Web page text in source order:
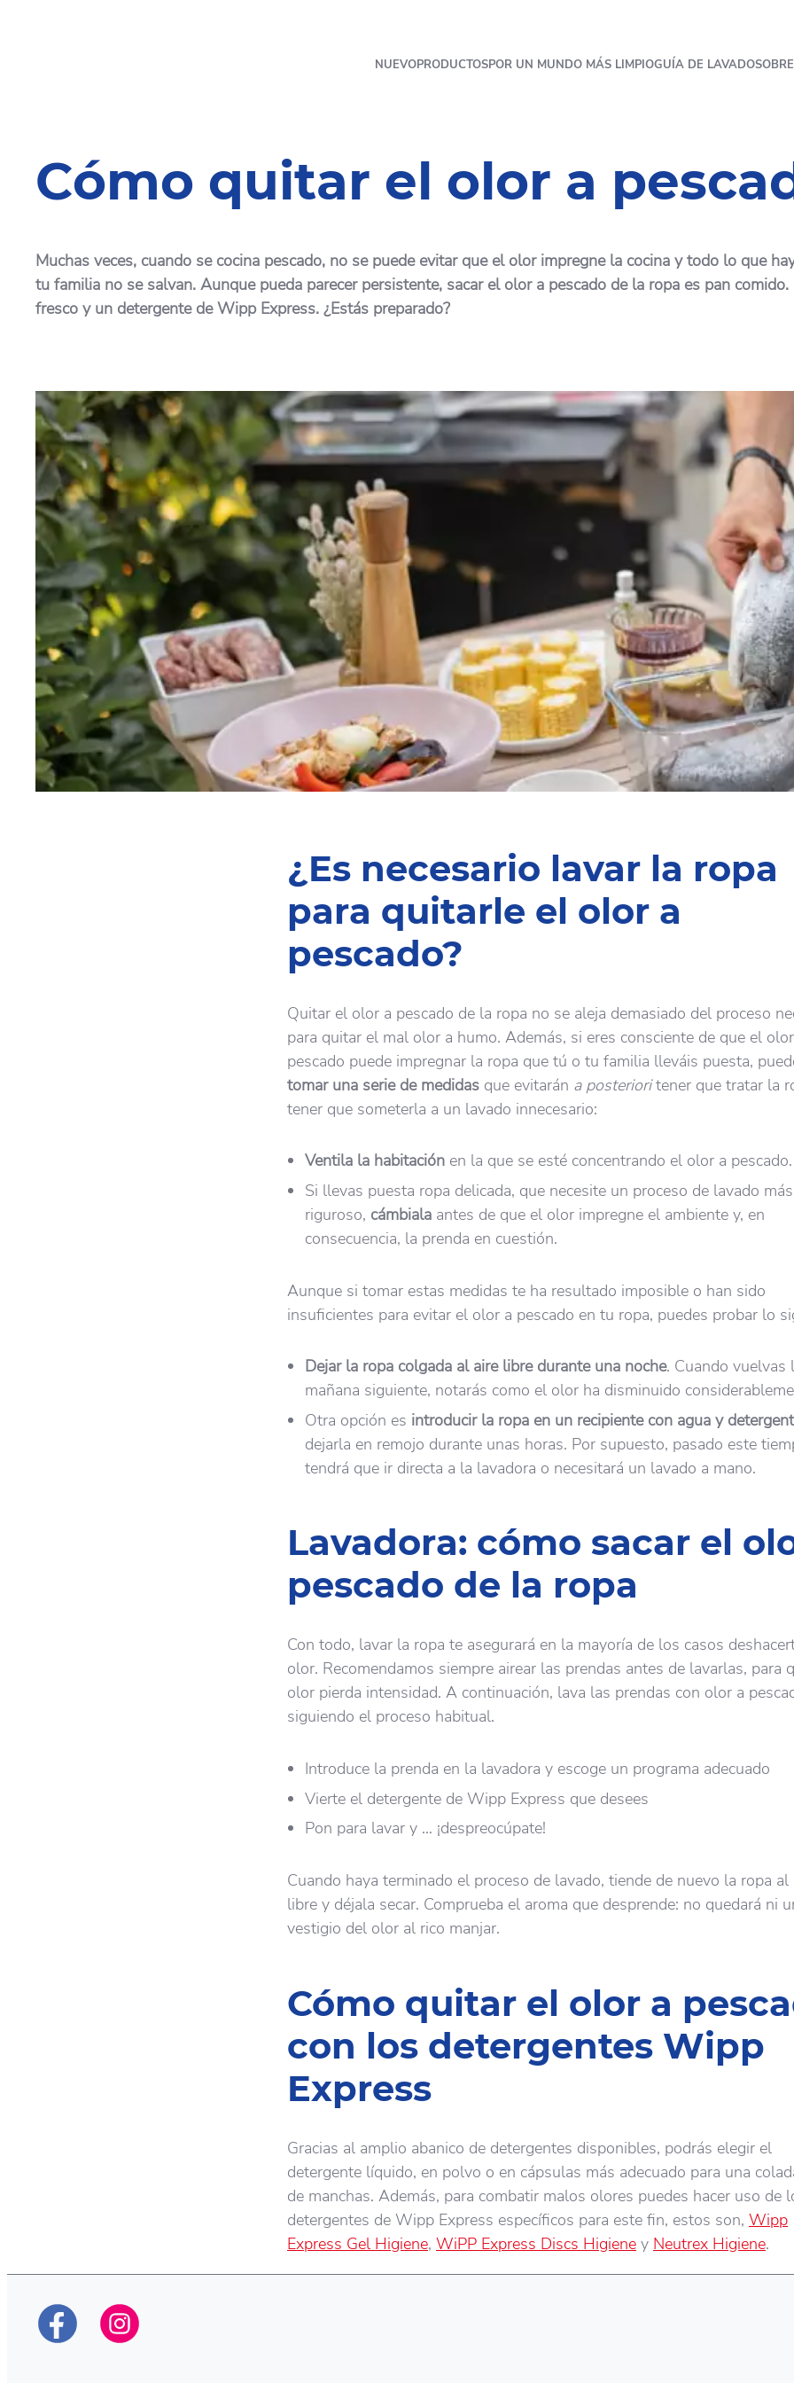
NUEVOPRODUCTOSPOR UN MUNDO MÁS LIMPIOGUÍA DE LAVADO
Cómo quitar el olor a
Muchas veces, cuando se cocina pescado, no se puede evitar que el olor impregne la cocina y todo lo que
tu familia no se salvan. Aunque pueda parecer persistente, sacar el olor a pescado de la ropa es pan
fresco y un detergente de Wipp Express. ¿Estás preparado?
¿Es necesario lavar la ropa
para quitarle el olor a
pescado?
Quitar el olor a pescado de la ropa no se aleja demasiado del proceso
para quitar el mal olor a humo. Además, si eres consciente de que el
pescado puede impregnar la ropa que tú o tu familia lleváis puesta,
tomar una serie de medidasque evitarán a posterioritener que tratar la
tener que someterla a un lavado innecesario:
Ventila la habitaciónen la que se esté concentrando el olor a pescado.
Si llevas puesta ropa delicada, que necesite un proceso de lavado más
riguroso, cámbiala antes de que el olor impregne el ambiente y, en
consecuencia, la prenda en cuestión.
Aunque si tomar estas medidas te ha resultado imposible o han sido
insuficientes para evitar el olor a pescado en tu ropa, puedes probar lo
Dejar la ropa colgada al aire libre durante una noche. Cuando vuelvas
mañana siguiente, notarás como el olor ha disminuido
Otra opción es introducir la ropa en un recipiente con agua y
dejarla en remojo durante unas horas. Por supuesto, pasado este
tendrá que ir directa a la lavadora o necesitará un lavado a mano.
Lavadora: cómo sacar el
pescado de la ropa
Con todo, lavar la ropa te asegurará en la mayoría de los casos
olor. Recomendamos siempre airear las prendas antes de lavarlas, para
olor pierda intensidad. A continuación, lava las prendas con olor a
siguiendo el proceso habitual.
Introduce la prenda en la lavadora y escoge un programa adecuado
Vierte el detergente de Wipp Express que desees
Pon para lavar y … ¡despreocúpate!
Cuando haya terminado el proceso de lavado, tiende de nuevo la ropa al
libre y déjala secar. Comprueba el aroma que desprende: no quedará ni
vestigio del olor al rico manjar.
Cómo quitar el olor a
con los detergentes Wipp
Express
Gracias al amplio abanico de detergentes disponibles, podrás elegir el
detergente líquido, en polvo o en cápsulas más adecuado para una
de manchas. Además, para combatir malos olores puedes hacer uso de
detergentes de Wipp Express específicos para este fin, estos son, Wipp
Express Gel Higiene, WiPP Express Discs Higieney Neutrex Higiene.